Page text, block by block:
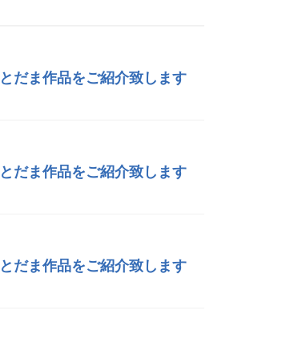
だま作品をご紹介致します
だま作品をご紹介致します
だま作品をご紹介致します